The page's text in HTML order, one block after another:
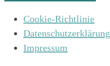
Cookie-Richtlinie
Datenschutzerklärung
Impressum